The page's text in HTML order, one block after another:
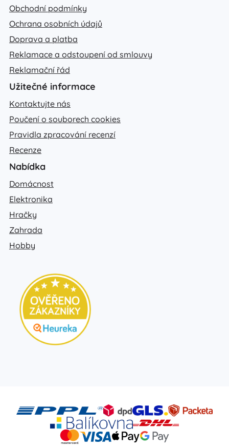
Obchodní podmínky
Ochrana osobních údajů
Doprava a platba
Reklamace a odstoupení od smlouvy
Reklamační řád
Užitečné informace
Kontaktujte nás
Poučení o souborech cookies
Pravidla zpracování recenzí
Recenze
Nabídka
Domácnost
Elektronika
Hračky
Zahrada
Hobby